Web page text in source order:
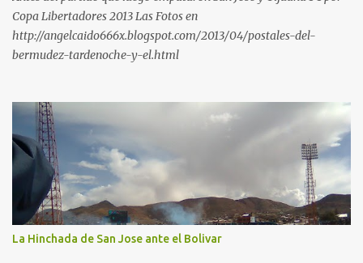
Copa Libertadores 2013 Las Fotos en
http://angelcaido666x.blogspot.com/2013/04/postales-del-
bermudez-tardenoche-y-el.html
La Hinchada de San Jose ante el Bolivar